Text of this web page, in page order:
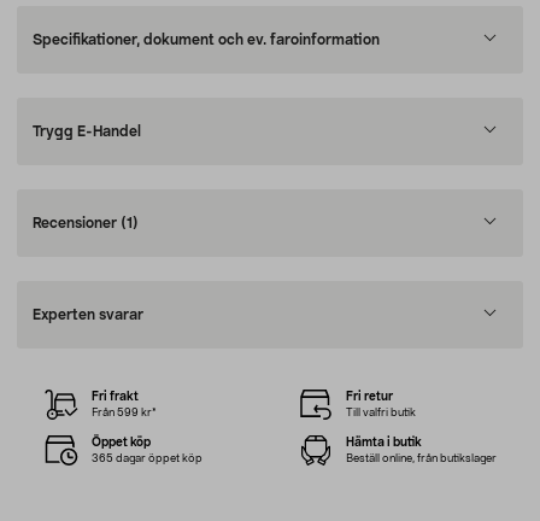
Specifikationer, dokument och ev. faroinformation
Trygg E-Handel
Recensioner (1)
Experten svarar
Fri frakt
Från 599 kr*
Fri retur
Till valfri butik
Öppet köp
365 dagar öppet köp
Hämta i butik
Beställ online, från butikslager